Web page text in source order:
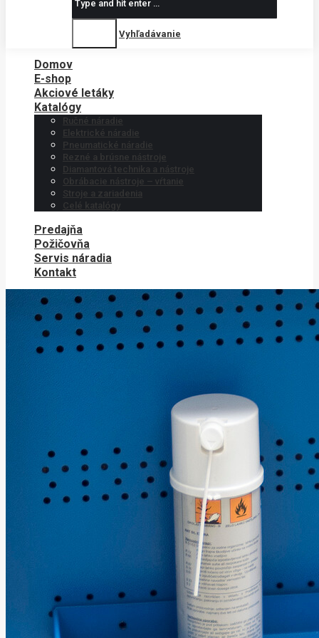
Vyhľadávanie
Domov
E-shop
Akciové letáky
Katalógy
Ručné náradie
Elektrické náradie
Pneumatické náradie
Rezné a brúsne nástroje
Diamantová technika a nástroje
Obrábacie nástroje – vŕtanie
Stroje a zariadenia
Celé katalógy
Predajňa
Požičovňa
Servis náradia
Kontakt